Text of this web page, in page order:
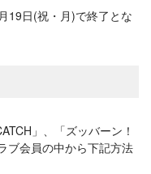
19日(祝・月)で終了とな
」、「ズッバーン！
ブ会員の中から下記方法